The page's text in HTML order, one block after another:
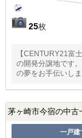
25枚
【CENTURY21富
の開発分譲地です
の夢をお手伝いしま
茅ヶ崎市今宿の中古
一戸建